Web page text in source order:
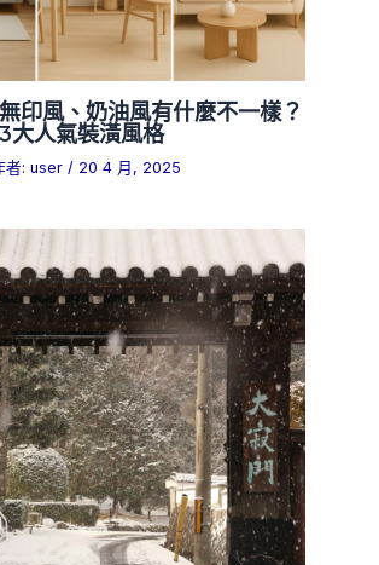
印風、奶油風有什麼不一樣？
大人氣裝潢風格
者:user/ 20 4 月, 2025